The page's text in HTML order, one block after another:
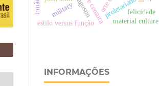
proletariado
estilo versus função material culture
felicidade
military
irmãos
INFORMAÇÕES